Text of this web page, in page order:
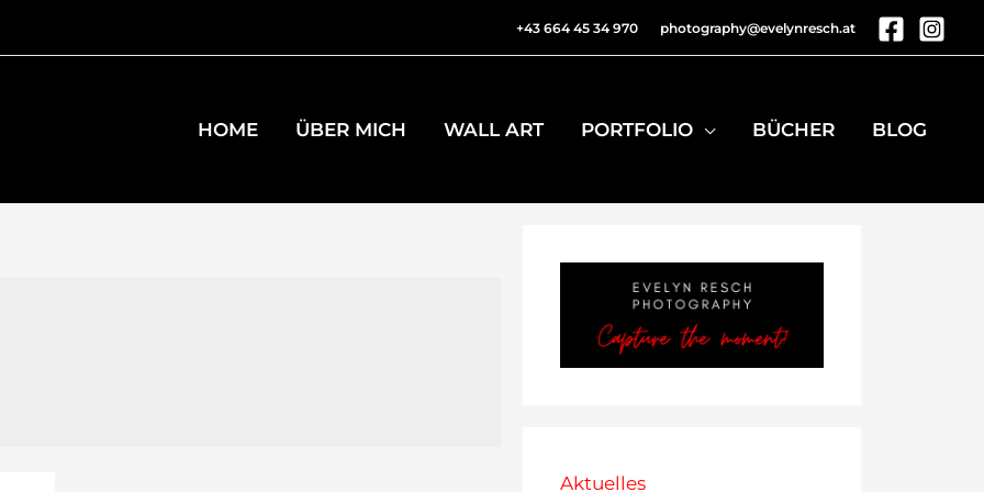
+43 664 45 34 970 photography@evelynresch.at
HOME ÜBER MICH WALL ART PORTFOLIO BÜCHER BLOG
Aktuelles